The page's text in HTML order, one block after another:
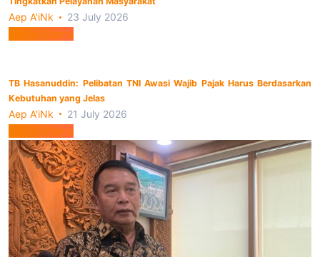
Aep A'iNk 23 July 2026
Berita Utama
TB Hasanuddin: Pelibatan TNI Awasi Wajib Pajak Harus Berdasarkan
Kebutuhan yang Jelas
Aep A'iNk 21 July 2026
Berita Utama